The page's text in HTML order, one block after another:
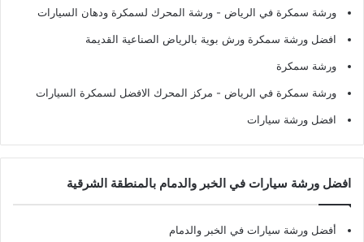
ورشة سمكرة في الرياض - ورشة المحرك لسمكرة ودهان السيارات
افضل ورشة سمكرة ورش بوية بالرياض الصناعية القديمة
ورشة سمكرة
ورشة سمكرة في الرياض - مركز المحرك الافضل لسمكرة السيارات
افضل ورشة سيارات
افضل ورشة سيارات في الخبر والدمام بالمنطقة الشرقية
أفضل ورشة سيارات في الخبر والدمام